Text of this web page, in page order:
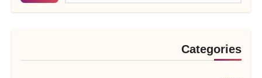
Categories